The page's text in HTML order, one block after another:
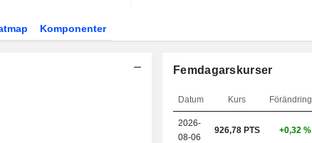
Komponenter
Femdagarskurser
Datum Kurs Förändring
2026-
08-06
926,78 PTS +0,32 %